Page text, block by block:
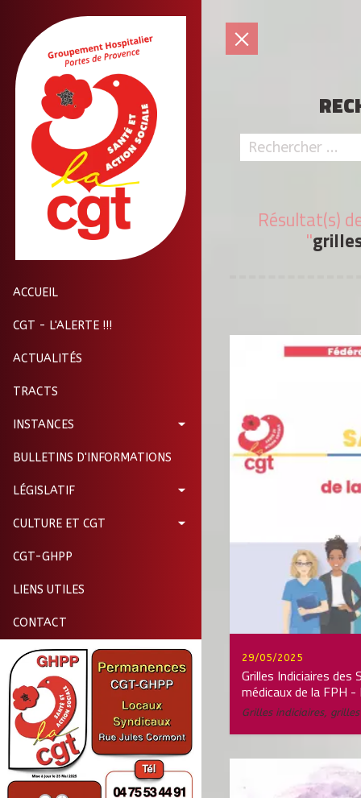
ACCUEIL
CGT - L'ALERTE !!!
ACTUALITÉS
TRACTS
INSTANCES
BULLETINS D'INFORMATIONS
LÉGISLATIF
CULTURE ET CGT
CGT-GHPP
LIENS UTILES
CONTACT
Résultat(s)
"
29/05/2025
Grilles Indiciaires des
médicaux de la FPH
Grilles indiciaires,